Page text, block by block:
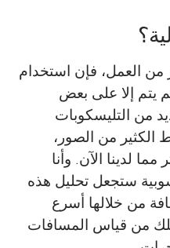
من العمل، فإن استخدام
يتم إلا على بعض
من التليسكوبات
الكثير من الصور،
لدينا الآن. وأنا
ستجعل تحليل هذه
من خلالها أسرع
من قياس المسافات